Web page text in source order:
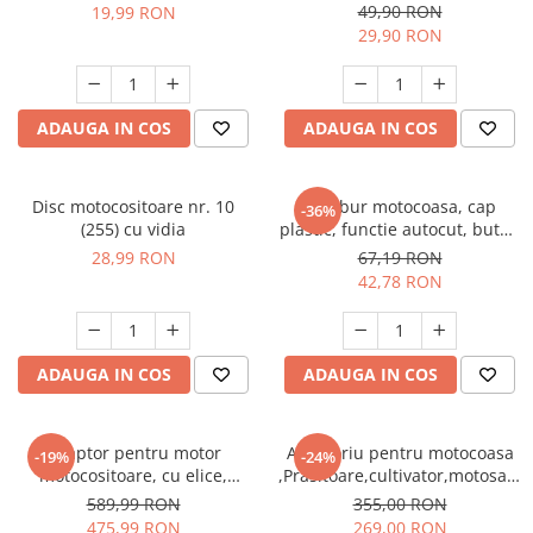
Cuptoare incorporabile
legume
Electrocasnice mici
Aparate de vidat
Espressoare & Cafetiere
Friteuze aer cald
Gratare Electrice
Masini de tocat carne
Masini de umplut carnati
Mixere bucatarie
Roboti de bucatarie
Statii de calcat
Furtune & Sisteme Irigatii
Slefuitoare
Prelungitoare
Suflante & Aspiratoare
Surse de Curent & Panouri Solare
Trimmere & Motocoase
Truse de Scule & Unelte
19,99 RON
ADAUGA IN COS
49,90 RON
29,90 RON
ADAUGA IN COS
Disc motocositoare nr. 10
(255) cu vidia
28,99 RON
ADAUGA IN COS
-36%
Tambur motocoasa, cap
plastic, functie autocut, buton
galben, Micul Fermier GF-
0506
67,19 RON
42,78 RON
ADAUGA IN COS
-19%
Adaptor pentru motor
motocositoare, cu elice,
pentru barca, Micul Fermier
GF-0816
589,99 RON
475,99 RON
-24%
Accesoriu pentru motocoasa
,Prasitoare,cultivator,motosapa
26*-9T, GF-1376
355,00 RON
269,00 RON